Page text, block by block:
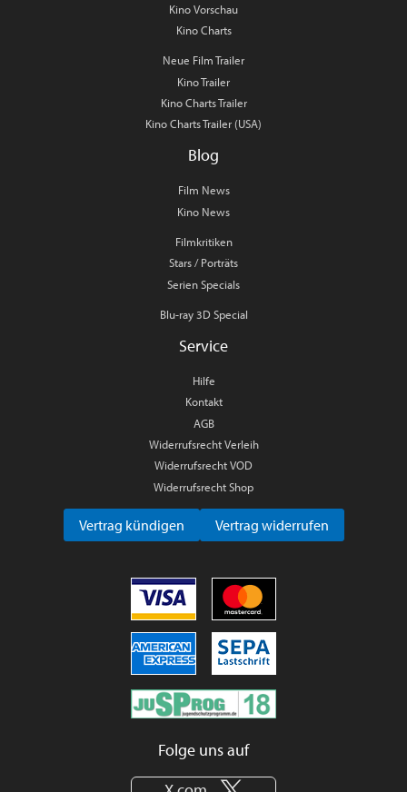
Kino Vorschau
Kino Charts
Neue Film Trailer
Kino Trailer
Kino Charts Trailer
Kino Charts Trailer (USA)
Blog
Film News
Kino News
Filmkritiken
Stars / Porträts
Serien Specials
Blu-ray 3D Special
Service
Hilfe
Kontakt
AGB
Widerrufsrecht Verleih
Widerrufsrecht VOD
Widerrufsrecht Shop
Vertrag kündigen Vertrag widerrufen
Folge uns auf